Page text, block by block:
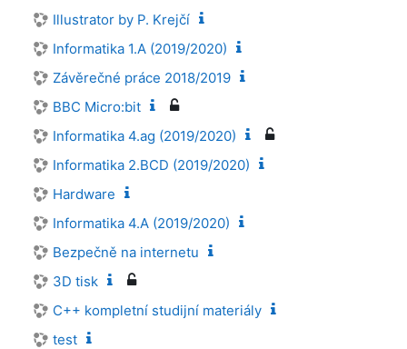
Illustrator by P. Krejčí
Informatika 1.A (2019/2020)
Závěrečné práce 2018/2019
BBC Micro:bit
Informatika 4.ag (2019/2020)
Informatika 2.BCD (2019/2020)
Hardware
Informatika 4.A (2019/2020)
Bezpečně na internetu
3D tisk
C++ kompletní studijní materiály
test